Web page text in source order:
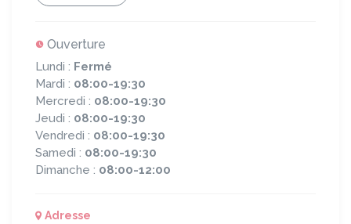
Ouverture
Lundi : Fermé
Mardi : 08:00-19:30
Mercredi : 08:00-19:30
Jeudi : 08:00-19:30
Vendredi : 08:00-19:30
Samedi : 08:00-19:30
Dimanche : 08:00-12:00
Adresse